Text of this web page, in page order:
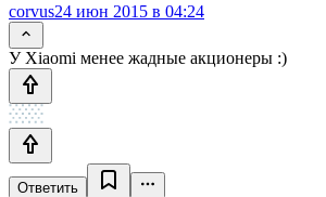
corvus24 июн 2015 в 04:24
У Xiaomi менее жадные акционеры :)
Ответить